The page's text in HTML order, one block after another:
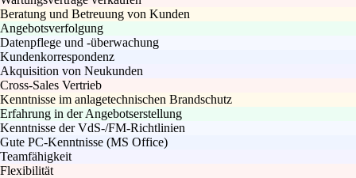
Beratung und Betreuung von Kunden
Angebotsverfolgung
Datenpflege und -überwachung
Kundenkorrespondenz
Akquisition von Neukunden
Cross-Sales Vertrieb
Kenntnisse im anlagetechnischen Brandschutz
Erfahrung in der Angebotserstellung
Kenntnisse der VdS-/FM-Richtlinien
Gute PC-Kenntnisse (MS Office)
Teamfähigkeit
Flexibilität